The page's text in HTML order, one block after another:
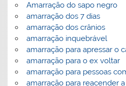
Amarração do sapo negro
amarração dos 7 dias
amarração dos crânios
amarração inquebrável
amarração para apressar o
amarração para o ex voltar
amarração para pessoas
amarração para reacender